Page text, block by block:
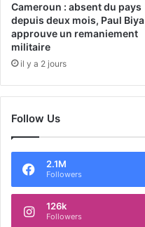
Cameroun : absent du pays
depuis deux mois, Paul Biya
approuve un remaniement
militaire
il y a 2 jours
Follow Us
2.1M
Followers
126k
Followers